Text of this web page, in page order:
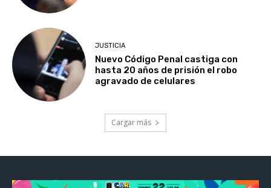
JUSTICIA
Nuevo Código Penal castiga con
hasta 20 años de prisión el robo
agravado de celulares
Cargar más